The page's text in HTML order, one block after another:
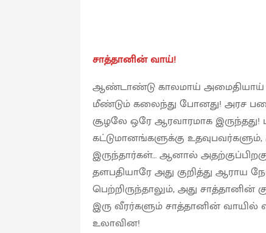
சாத்தானின் வாய்!
ஆண்டாண்டு காலமாய் அமைதியாய்
மீண்டும் கலைந்து போனது! அரச
சூழலே ஒரே ஆரவாரமாக
கட்டுமானங்களுக்கு
இருந்தார்கள்… ஆனால்
தளபதியாரே அது குறித்து ஆராய
பெற்றிருந்தாலும், அது
இரு வீரர்களும் சாத்தானின்
உலாவின!